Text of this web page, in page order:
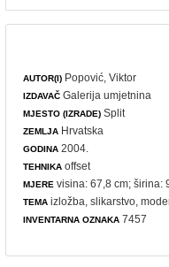
AUTOR(I) Popović, Viktor
IZDAVAČ Galerija umjetnina
MJESTO (IZRADE) Split
ZEMLJA Hrvatska
GODINA 2004.
TEHNIKA offset
MJERE visina: 67,8 cm; širina:
TEMA izložba ,slikarstvo ,
INVENTARNA OZNAKA 7457